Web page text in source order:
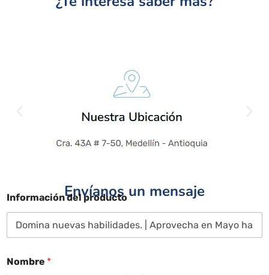
Envíanos un mensaje
Información del producto
Nombre *